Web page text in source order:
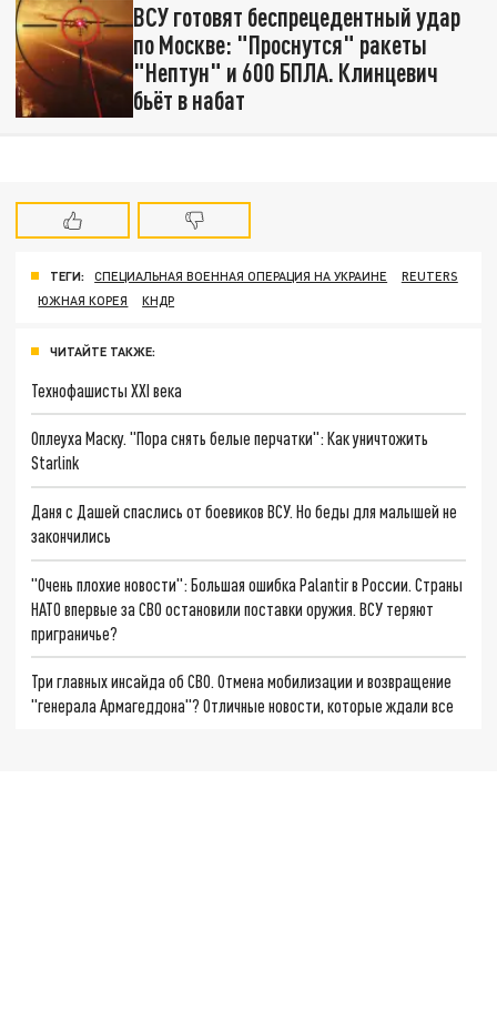
ВСУ готовят беспрецедентный удар
по Москве: "Проснутся" ракеты
"Нептун" и 600 БПЛА. Клинцевич
бьёт в набат
ТЕГИ: СПЕЦИАЛЬНАЯ ВОЕННАЯ ОПЕРАЦИЯ НА УКРАИНЕ
REUTERS
ЮЖНАЯ КОРЕЯ
КНДР
ЧИТАЙТЕ ТАКЖЕ:
Технофашисты XXI века
Оплеуха Маску. "Пора снять белые перчатки": Как уничтожить
Starlink
Даня с Дашей спаслись от боевиков ВСУ. Но беды для малышей не
закончились
"Очень плохие новости": Большая ошибка Palantir в России. Страны
НАТО впервые за СВО остановили поставки оружия. ВСУ теряют
приграничье?
Три главных инсайда об СВО. Отмена мобилизации и возвращение
"генерала Армагеддона"? Отличные новости, которые ждали все